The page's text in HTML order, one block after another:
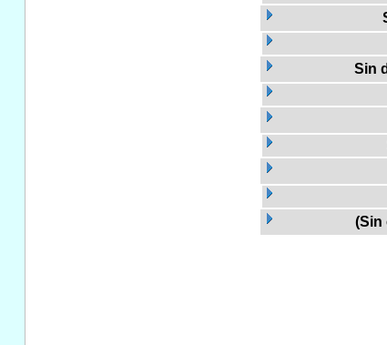
Sin
(Sin